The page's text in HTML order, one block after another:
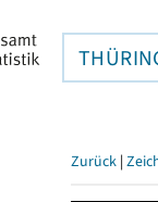
Zurück |